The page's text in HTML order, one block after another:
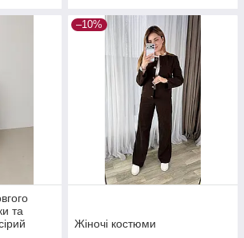
та
–10%
Жіночі костюми